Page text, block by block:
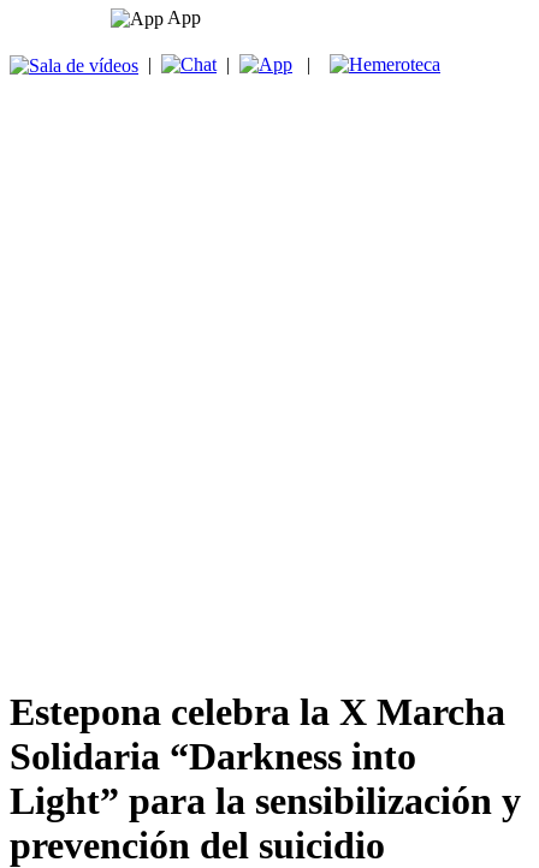
App
| | |
Estepona celebra la X Marcha
Solidaria “Darkness into
Light” para la sensibilización y
prevención del suicidio